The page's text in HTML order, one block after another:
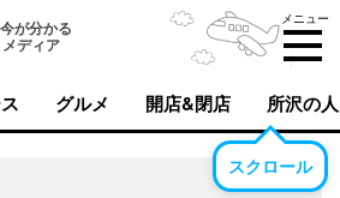
が分かる
ディア
メニュー
グルメ 開店&閉店 所沢の人
スクロール